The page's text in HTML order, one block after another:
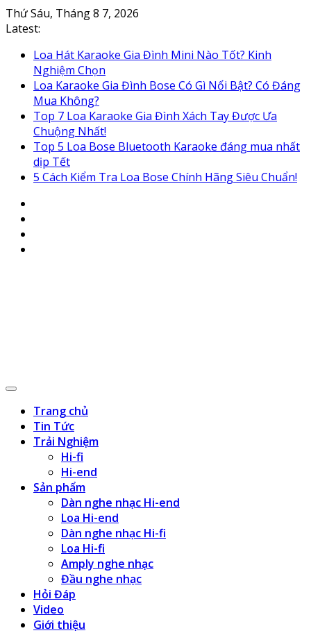
Skip
to
Thứ Sáu, Tháng 8 7, 2026
Latest:
Loa Hát Karaoke Gia Đình Mini Nào Tốt? Kinh
Nghiệm Chọn
Loa Karaoke Gia Đình Bose Có Gì Nổi Bật? Có Đáng
Mua Không?
Top 7 Loa Karaoke Gia Đình Xách Tay Được Ưa
Chuộng Nhất!
Top 5 Loa Bose Bluetooth Karaoke đáng mua nhất
dịp Tết
5 Cách Kiểm Tra Loa Bose Chính Hãng Siêu Chuẩn!
Trang chủ
Tin Tức
Trải Nghiệm
Hi-fi
Hi-end
Sản phẩm
Dàn nghe nhạc Hi-end
Loa Hi-end
Dàn nghe nhạc Hi-fi
Loa Hi-fi
Amply nghe nhạc
Đầu nghe nhạc
Hỏi Đáp
Video
Giới thiệu